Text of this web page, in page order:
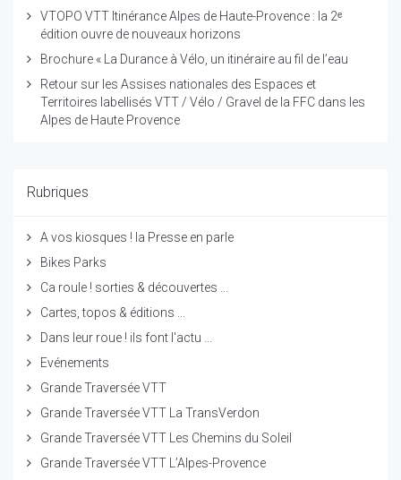
VTOPO VTT Itinérance Alpes de Haute-Provence : la 2ᵉ
édition ouvre de nouveaux horizons
Brochure « La Durance à Vélo, un itinéraire au fil de l’eau
Retour sur les Assises nationales des Espaces et
Territoires labellisés VTT / Vélo / Gravel de la FFC dans les
Alpes de Haute Provence
Rubriques
A vos kiosques ! la Presse en parle
Bikes Parks
Ca roule ! sorties & découvertes ...
Cartes, topos & éditions ...
Dans leur roue ! ils font l'actu ...
Evénements
Grande Traversée VTT
Grande Traversée VTT La TransVerdon
Grande Traversée VTT Les Chemins du Soleil
Grande Traversée VTT L’Alpes-Provence